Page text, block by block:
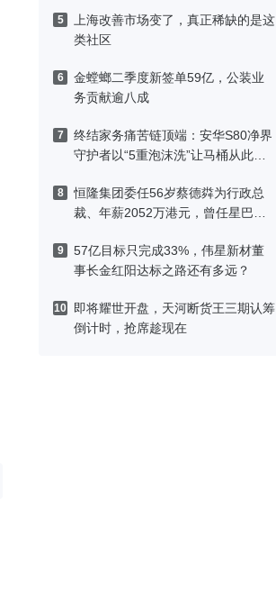
5
上海改善市场变了，真正稀缺的是这
类社区
6
金螳螂二季度新签单59亿，公装业
务贡献逾八成
7
终结家务痛苦链顶端：安华S80净界
守护者以“5重泡沫洗”让马桶从此免
8
恒隆集团委任56岁蔡德粦为行政总
裁、年薪2052万港元，曾任星巴克
9
57亿目标只完成33%，伟星新材董
事长金红阳达标之路还有多远？
10
即将耀世开盘，天河断货王三期认筹
倒计时，抢席趁现在